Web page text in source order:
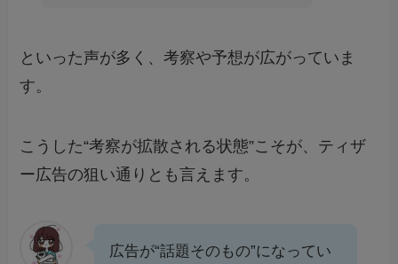
といった声が多く、考察や予想が広がっていま
す。
こうした“考察が拡散される状態”こそが、ティザ
ー広告の狙い通りとも言えます。
広告が“話題そのもの”になってい